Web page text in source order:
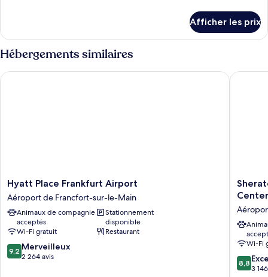
Smart
Double
Afficher les prix
Hébergements similaires
Hyatt
Place
Frankfurt
Airport
Aéroport
de
Francfort-
sur-
Hyatt Place Frankfurt Airport
Aéroport de Francfort-sur-le-Main
Animaux de compagnie
acceptés
Stationnement
disponible
Wi-Fi gratuit
Restaurant
9.2
sur
9,2 Merveilleux
2 264 avis
Hyatt Place Frankfurt Airport
Hotel
&
Center
de
Center
Wi-Fi
8.8
sur
8,8
3